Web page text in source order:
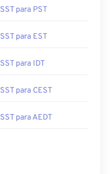
SST para PST
SST para EST
SST para IDT
SST para CEST
SST para AEDT